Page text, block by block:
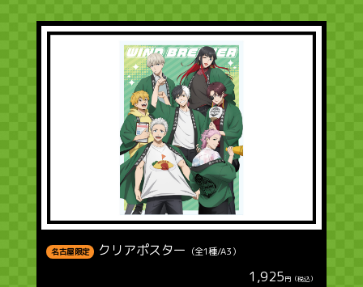
名古屋限定 クリアポスター （全1種/A3）
1,925円（税込）